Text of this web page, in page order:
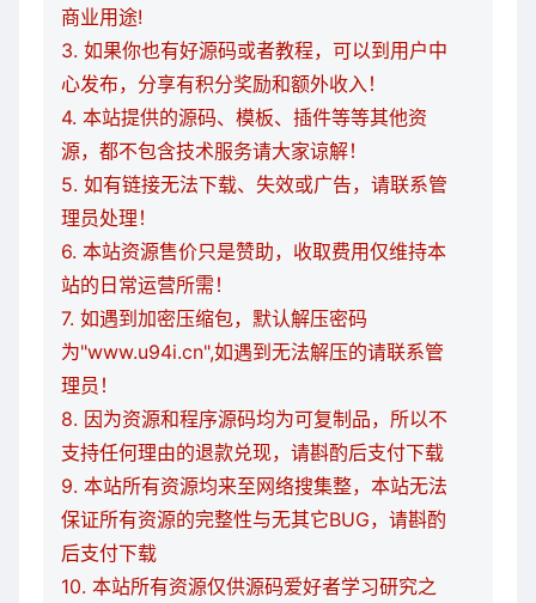
商业用途!
3. 如果你也有好源码或者教程，可以到用户中
心发布，分享有积分奖励和额外收入！
4. 本站提供的源码、模板、插件等等其他资
源，都不包含技术服务请大家谅解！
5. 如有链接无法下载、失效或广告，请联系管
理员处理！
6. 本站资源售价只是赞助，收取费用仅维持本
站的日常运营所需！
7. 如遇到加密压缩包，默认解压密码
为"www.u94i.cn",如遇到无法解压的请联系管
理员！
8. 因为资源和程序源码均为可复制品，所以不
支持任何理由的退款兑现，请斟酌后支付下载
9. 本站所有资源均来至网络搜集整，本站无法
保证所有资源的完整性与无其它BUG，请斟酌
后支付下载
10. 本站所有资源仅供源码爱好者学习研究之